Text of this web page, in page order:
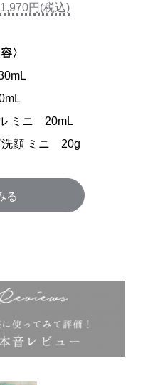
円(税込)
〉
ミニ 20mL
洗顔 ミニ 20g
る